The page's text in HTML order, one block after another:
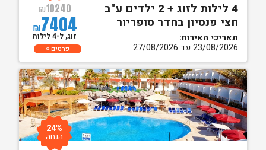
4 לילות לזוג + 2 ילדים ע"ב
חצי פנסיון בחדר סופריור
תאריכי האירוח:
23/08/2026 עד 27/08/2026
₪10240
₪7404
זוג, ל-4 לילות
פרטים
24%
הנחה